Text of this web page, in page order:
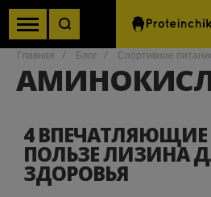
Главная Блог Спортивное
4 ВПЕЧАТЛЯЮЩИЕ
ПОЛЬЗЕ ЛИЗИНА
ЗДОРОВЬЯ